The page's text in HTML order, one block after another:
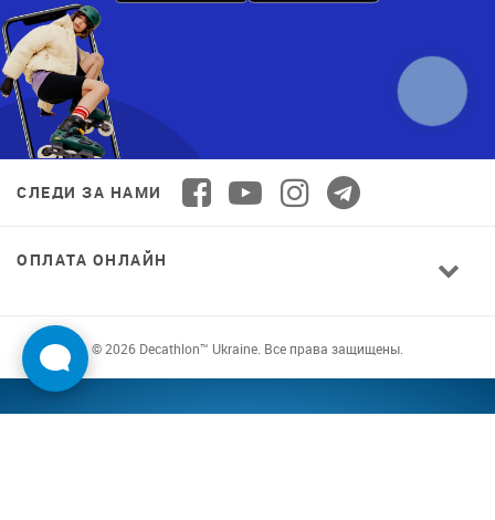
СЛЕДИ ЗА НАМИ
ОПЛАТА ОНЛАЙН
© 2026 Decathlon™ Ukraine. Все права защищены.